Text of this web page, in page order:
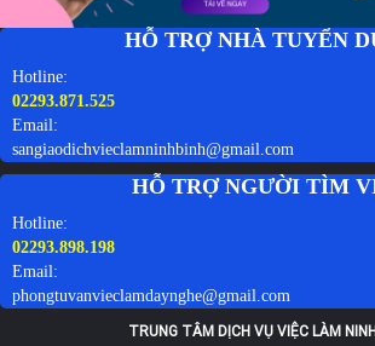
HỖ TRỢ NHÀ TUYỂN
Hotline:
02293.871.525
Email:
sangiaodichvieclamninhbinh@gmail.com
HỖ TRỢ NGƯỜI TÌM
Hotline:
02293.898.198
Email:
phongtuvanvieclamdaynghe@gmail.com
TRUNG TÂM DỊCH VỤ VIỆC LÀM